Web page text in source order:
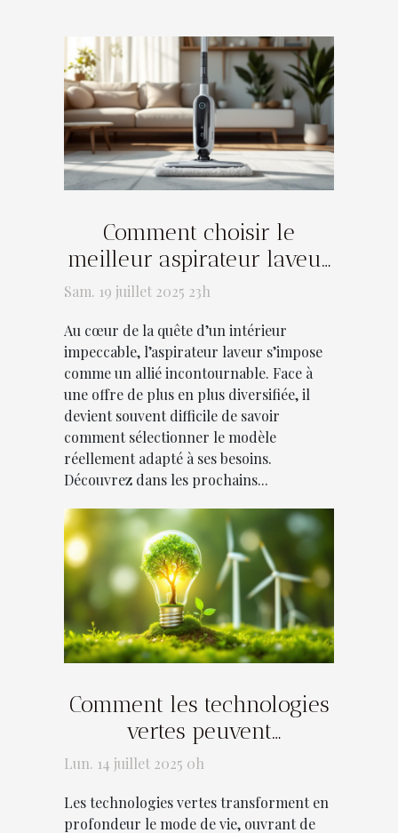
Comment choisir le
meilleur aspirateur laveur
pour votre maison ?
Sam. 19 juillet 2025 23h
Au cœur de la quête d’un intérieur
impeccable, l’aspirateur laveur s’impose
comme un allié incontournable. Face à
une offre de plus en plus diversifiée, il
devient souvent difficile de savoir
comment sélectionner le modèle
réellement adapté à ses besoins.
Découvrez dans les prochains...
Comment les technologies
vertes peuvent
révolutionner votre
Lun. 14 juillet 2025 0h
Les technologies vertes transforment en
profondeur le mode de vie, ouvrant de